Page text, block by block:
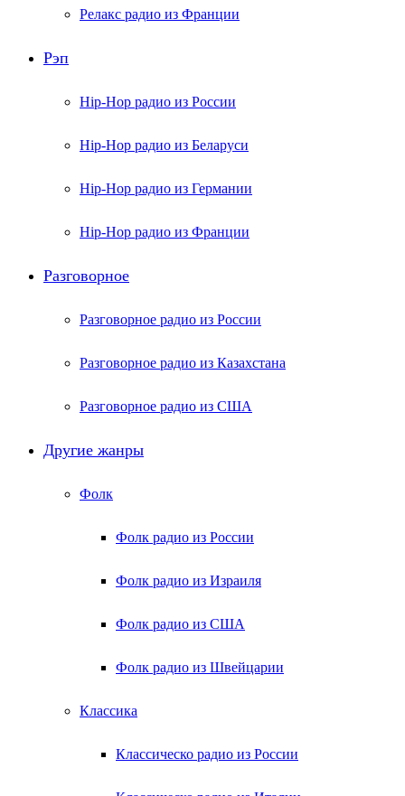
Релакс радио из Франции
Рэп
Hip-Hop радио из России
Hip-Hop радио из Беларуси
Hip-Hop радио из Германии
Hip-Hop радио из Франции
Разговорное
Разговорное радио из России
Разговорное радио из Казахстана
Разговорное радио из США
Другие жанры
Фолк
Фолк радио из России
Фолк радио из Израиля
Фолк радио из США
Фолк радио из Швейцарии
Классика
Классическо радио из России